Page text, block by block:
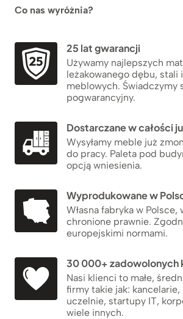
Co nas wyróżnia?
25 lat gwarancji
Używamy najlepszych
leżakowanego dębu, stali
meblowych. Świadczymy
pogwarancyjny.
Dostarczane w całości
Wysyłamy meble już
do pracy. Paleta pod
opcją wniesienia.
Wyprodukowane w
Własna fabryka w Polsce,
chronione prawnie.
europejskimi normami.
30 000+ zadowolonych
Nasi klienci to małe,
firmy takie jak: kancelarie,
uczelnie, startupy IT,
wiele innych.